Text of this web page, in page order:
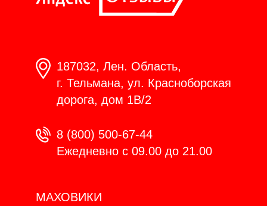
187032, Лен. Область,
г. Тельмана, ул. Красноборская
дорога, дом 1В/2
8 (800) 500-67-44
Ежедневно с 09.00 до 21.00
МАХОВИКИ